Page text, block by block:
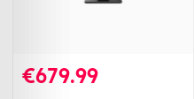
€679.99